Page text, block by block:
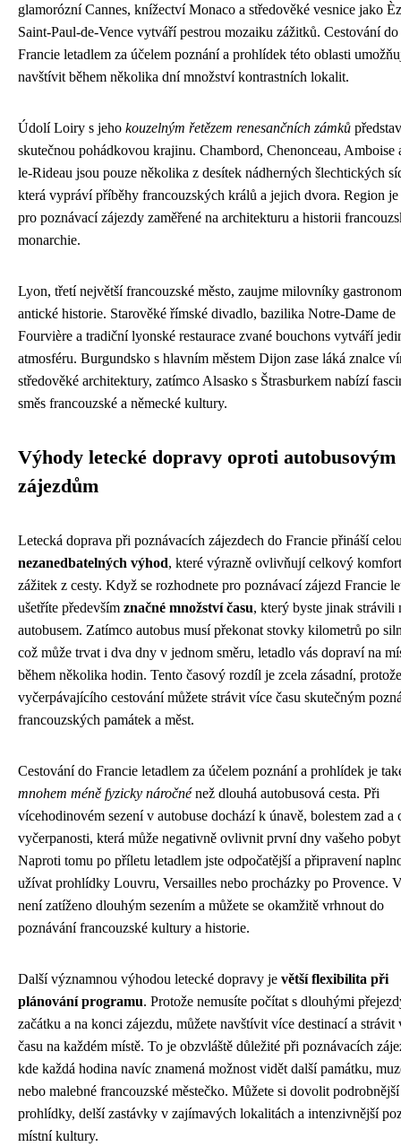
glamorózní Cannes, knížectví Monaco a středověké vesnice jako
Saint-Paul-de-Vence vytváří pestrou mozaiku zážitků. Cestování do
Francie letadlem za účelem poznání a prohlídek této oblasti
navštívit během několika dní množství kontrastních lokalit.
Údolí Loiry s jeho kouzelným řetězem renesančních zámků
skutečnou pohádkovou krajinu. Chambord, Chenonceau, Amboise
le-Rideau jsou pouze několika z desítek nádherných šlechtických
která vypráví příběhy francouzských králů a jejich dvora. Region
pro poznávací zájezdy zaměřené na architekturu a historii
monarchie.
Lyon, třetí největší francouzské město, zaujme milovníky
antické historie. Starověké římské divadlo, bazilika Notre-Dame de
Fourvière a tradiční lyonské restaurace zvané bouchons vytváří
atmosféru. Burgundsko s hlavním městem Dijon zase láká znalce
středověké architektury, zatímco Alsasko s Štrasburkem nabízí
směs francouzské a německé kultury.
Výhody letecké dopravy oproti autobusovým
zájezdům
Letecká doprava při poznávacích zájezdech do Francie přináší
nezanedbatelných výhod, které výrazně ovlivňují celkový
zážitek z cesty. Když se rozhodnete pro poznávací zájezd Francie
ušetříte především značné množství času, který byste jinak strávili
autobusem. Zatímco autobus musí překonat stovky kilometrů po
což může trvat i dva dny v jednom směru, letadlo vás dopraví na
během několika hodin. Tento časový rozdíl je zcela zásadní,
vyčerpávajícího cestování můžete strávit více času skutečným
francouzských památek a měst.
Cestování do Francie letadlem za účelem poznání a prohlídek je
mnohem méně fyzicky náročnénež dlouhá autobusová cesta. Při
vícehodinovém sezení v autobuse dochází k únavě, bolestem zad a
vyčerpanosti, která může negativně ovlivnit první dny vašeho
Naproti tomu po příletu letadlem jste odpočatější a připravení
užívat prohlídky Louvru, Versailles nebo procházky po Provence.
není zatíženo dlouhým sezením a můžete se okamžitě vrhnout do
poznávání francouzské kultury a historie.
Další významnou výhodou letecké dopravy je větší flexibilita při
plánování programu. Protože nemusíte počítat s dlouhými
začátku a na konci zájezdu, můžete navštívit více destinací a strávit
času na každém místě. To je obzvláště důležité při poznávacích
kde každá hodina navíc znamená možnost vidět další památku,
nebo malebné francouzské městečko. Můžete si dovolit podrobnější
prohlídky, delší zastávky v zajímavých lokalitách a intenzivnější
místní kultury.